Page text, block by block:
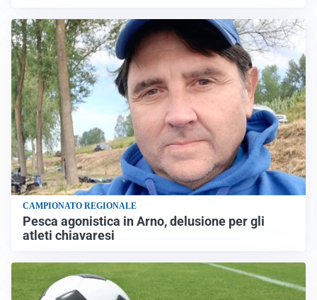
CAMPIONATO REGIONALE
Pesca agonistica in Arno, delusione per gli
atleti chiavaresi